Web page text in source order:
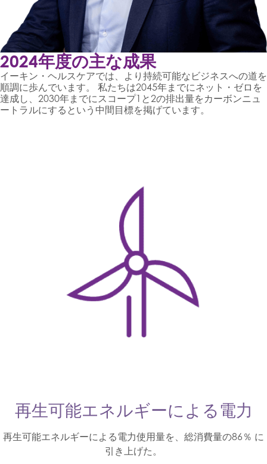
2024年度の主な成果
イーキン・ヘルスケアでは、より持続可能なビジネスへの道を
順調に歩んでいます。 私たちは2045年までにネット・ゼロを
達成し、2030年までにスコープ1と2の排出量をカーボンニュ
ートラルにするという中間目標を掲げています。
再生可能エネルギーによる電力
再生可能エネルギーによる電力使用量を、総消費量の86％ に
引き上げた。